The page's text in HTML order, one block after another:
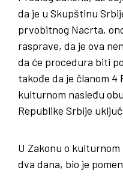
da je u Skupštinu
prvobitnog Nacrta,
rasprave, da je ova
da će procedura biti
takođe da je članom 4
kulturnom nasleđu
Republike Srbije
U Zakonu o
dva dana, bio je